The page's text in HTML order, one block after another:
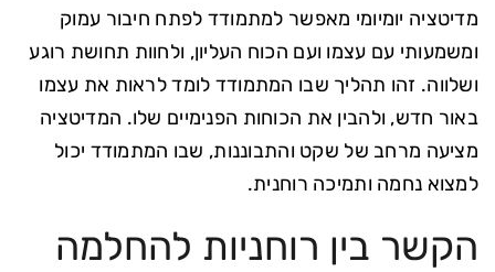
מדיטציה יומיומי מאפשר למתמודד לפתח חיבור עמוק
ומשמעותי עם עצמו ועם הכוח העליון, ולחוות תחושת רוגע
ושלווה. זהו תהליך שבו המתמודד לומד לראות את עצמו
באור חדש, ולהבין את הכוחות הפנימיים שלו. המדיטציה
מציעה מרחב של שקט והתבוננות, שבו המתמודד יכול
למצוא נחמה ותמיכה רוחנית.
הקשר בין רוחניות להחלמה